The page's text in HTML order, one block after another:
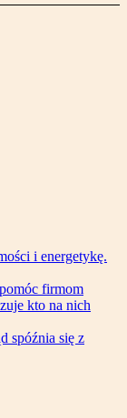
i energetykę.
firmom
kto na nich
spóźnia się z